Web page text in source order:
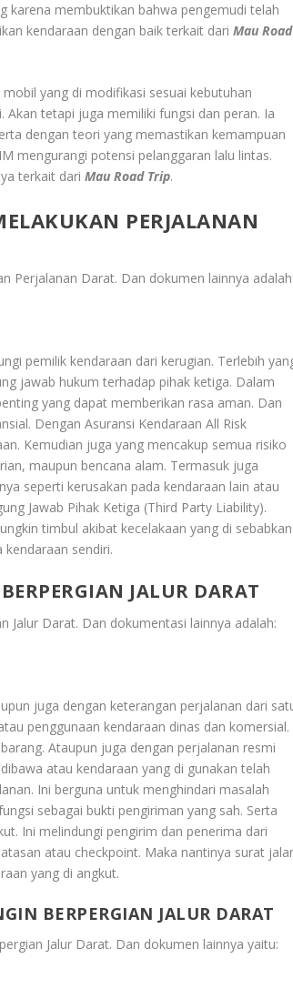
karena membuktikan bahwa pengemudi telah
kendaraan dengan baik terkait dariMau Road
yang di modifikasi sesuai kebutuhan
tetapi juga memiliki fungsi dan peran. Ia
dengan teori yang memastikan kemampuan
mengurangi potensi pelanggaran lalu lintas.
terkait dariMau Road Trip.
PERJALANAN
Perjalanan Darat. Dan dokumen lainnya
pemilik kendaraan dari kerugian. Terlebih
jawab hukum terhadap pihak ketiga. Dalam
yang dapat memberikan rasa aman. Dan
Dengan Asuransi Kendaraan All Risk
Kemudian juga yang mencakup semua risiko
maupun bencana alam. Termasuk juga
seperti kerusakan pada kendaraan lain atau
Jawab Pihak Ketiga (Third Party Liability).
timbul akibat kecelakaan yang di sebabkan
sendiri.
JALUR DARAT
Jalur Darat. Dan dokumentasi lainnya adalah:
juga dengan keterangan perjalanan dari
penggunaan kendaraan dinas dan komersial.
Ataupun juga dengan perjalanan resmi
atau kendaraan yang di gunakan telah
Ini berguna untuk menghindari masalah
sebagai bukti pengiriman yang sah. Serta
Ini melindungi pengirim dan penerima dari
atau checkpoint. Maka nantinya surat
yang di angkut.
BERPERGIAN JALUR DARAT
Jalur Darat. Dan dokumen lainnya yaitu: